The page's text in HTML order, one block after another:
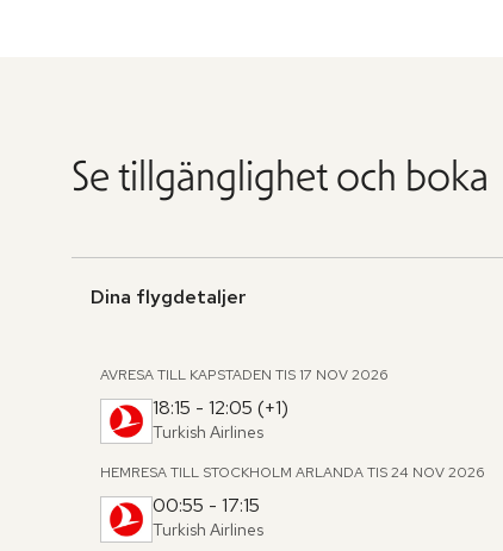
Se tillgänglighet och boka
Dina flygdetaljer
AVRESA TILL KAPSTADEN TIS 17 NOV 2026
18:15 - 12:05 (+1)
Turkish Airlines
HEMRESA TILL STOCKHOLM ARLANDATIS 24 NOV 2026
00:55 - 17:15
Turkish Airlines